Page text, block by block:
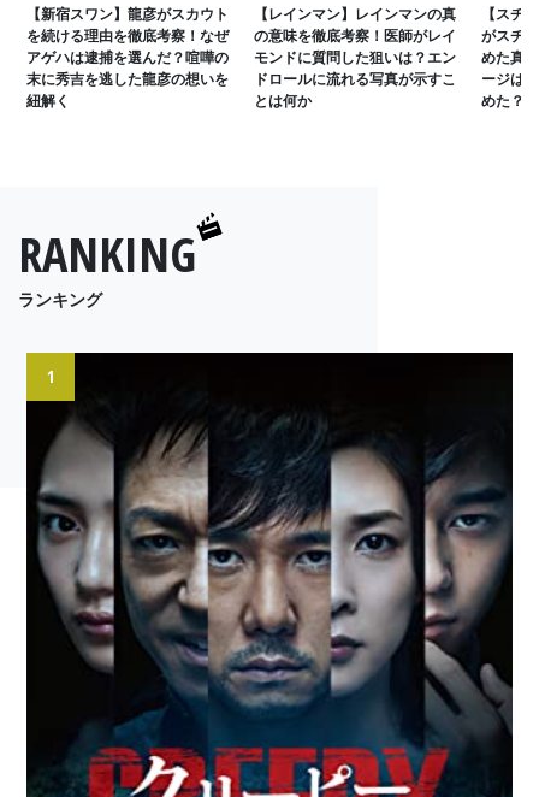
【新宿スワン】龍彦がスカウト
を続ける理由を徹底考察！なぜ
アゲハは逮捕を選んだ？喧嘩の
末に秀吉を逃した龍彦の想いを
紐解く
【レインマン】レインマンの真
の意味を徹底考察！医師がレイ
モンドに質問した狙いは？エン
ドロールに流れる写真が示すこ
とは何か
【スチ
がスチ
めた真
ージは
めた？
RANKING
ランキング
1